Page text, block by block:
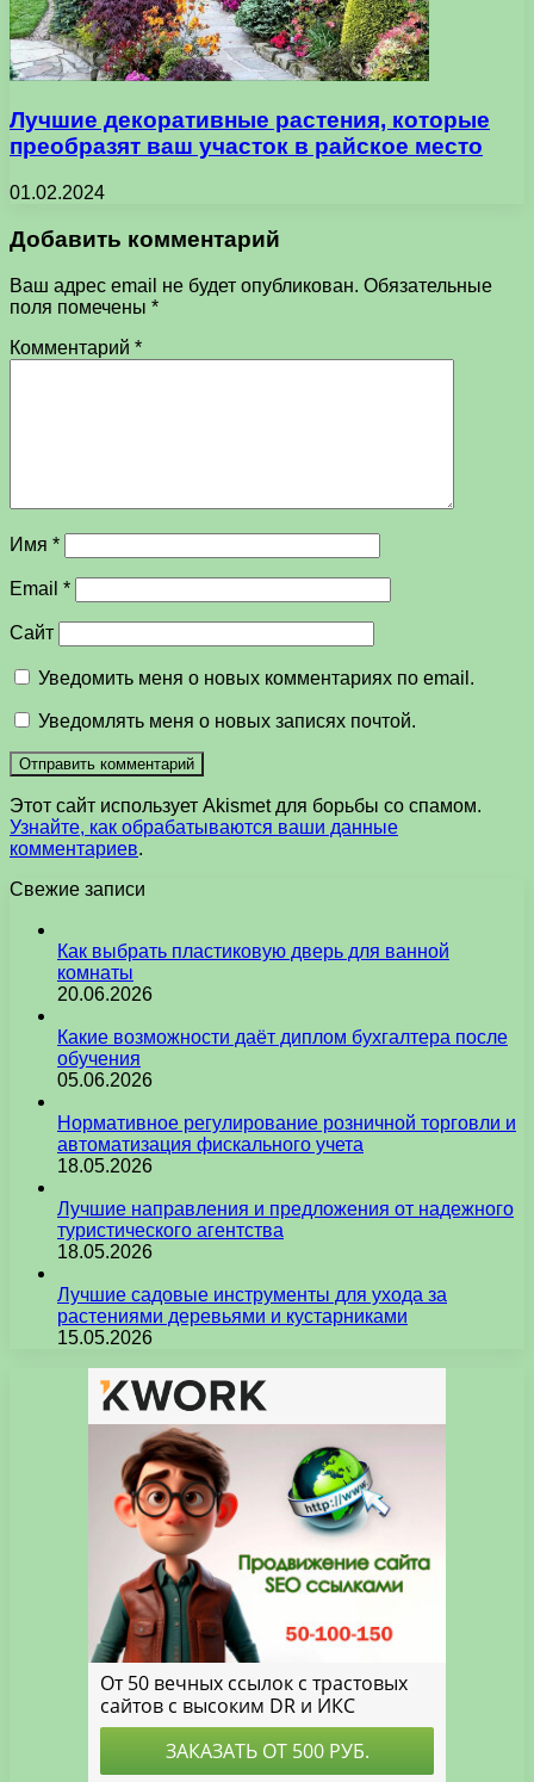
Лучшие декоративные растения, которые
преобразят ваш участок в райское место
01.02.2024
Добавить комментарий
Ваш адрес email не будет опубликован. Обязательные
поля помечены *
Комментарий *
Имя *
Email *
Сайт
Уведомить меня о новых комментариях по email.
Уведомлять меня о новых записях почтой.
Этот сайт использует Akismet для борьбы со спамом.
Узнайте, как обрабатываются ваши данные
комментариев.
Свежие записи
Как выбрать пластиковую дверь для ванной
комнаты
20.06.2026
Какие возможности даёт диплом бухгалтера после
обучения
05.06.2026
Нормативное регулирование розничной торговли и
автоматизация фискального учета
18.05.2026
Лучшие направления и предложения от надежного
туристического агентства
18.05.2026
Лучшие садовые инструменты для ухода за
растениями деревьями и кустарниками
15.05.2026